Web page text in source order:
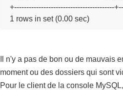
+-----------------------------------------
Il n'y a pas de bon ou de mauvais
moment ou des dossiers qui sont
Pour le client de la console